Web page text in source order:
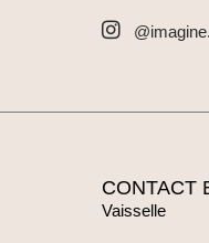
CONTACT
Vaisselle